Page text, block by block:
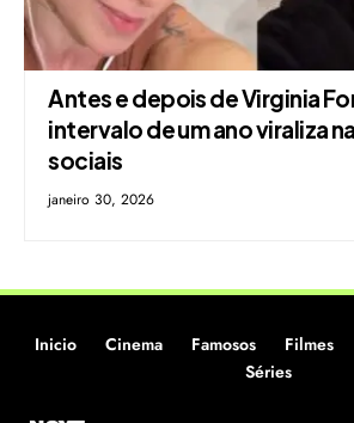
Antes e depois de Virginia
intervalo de um ano viraliza
sociais
janeiro 30, 2026
Inicio Cinema Famosos Filmes
Séries